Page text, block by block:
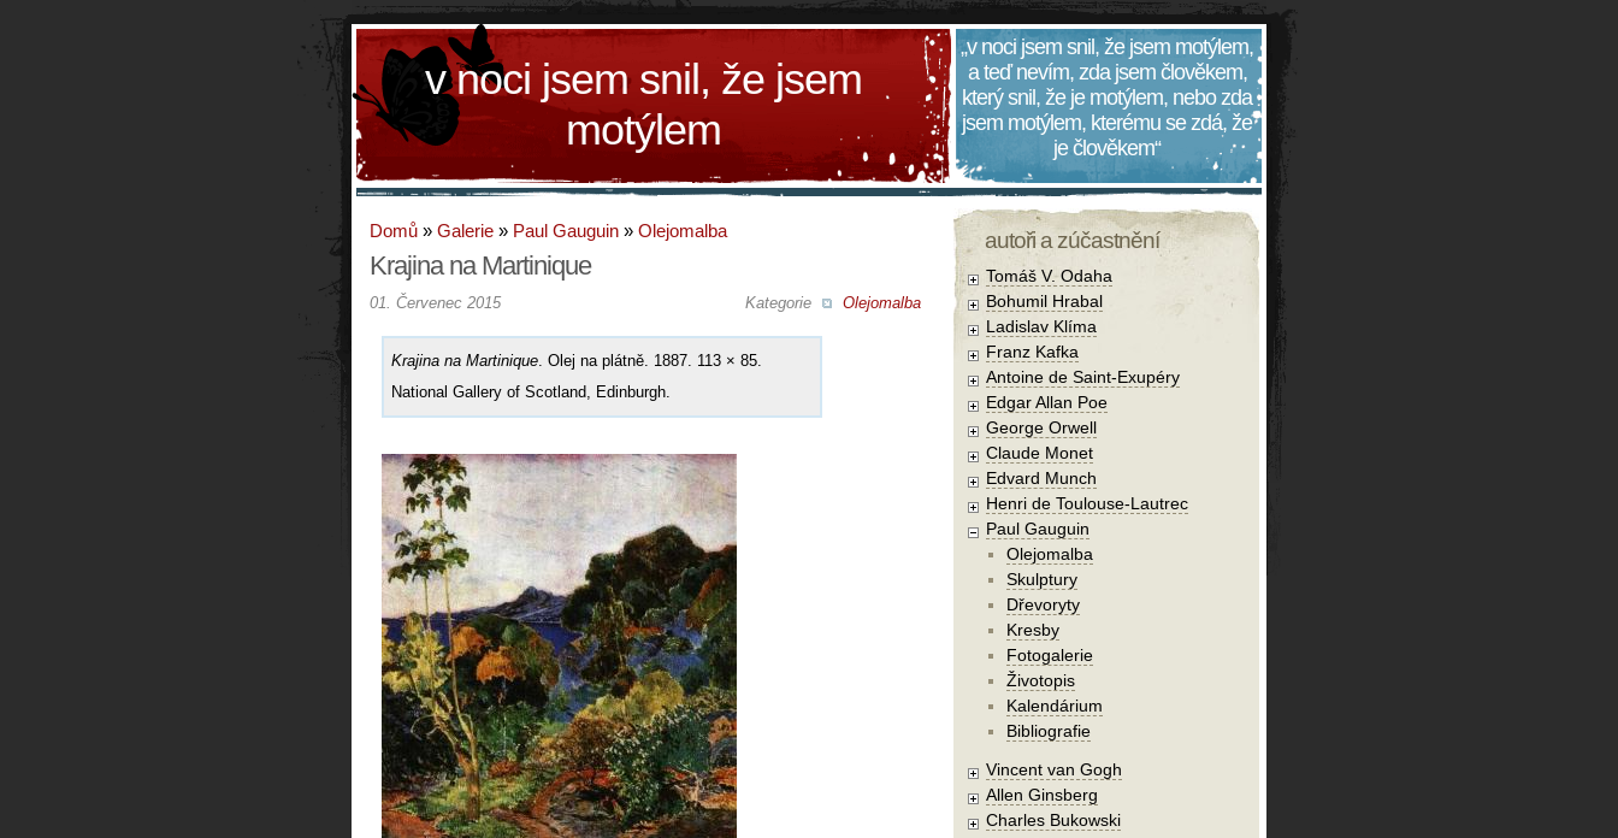
v noci jsem snil, že jsem
motýlem
„v noci jsem snil, že jsem motýlem,
a teď nevím, zda jsem člověkem,
který snil, že je motýlem, nebo zda
jsem motýlem, kterému se zdá, že
je člověkem“
Domů » Galerie » Paul Gauguin » Olejomalba
Krajina na Martinique
Kategorie Olejomalba
01. Červenec 2015
Krajina na Martinique . Olej na plátně. 1887. 113 × 85.
National Gallery of Scotland, Edinburgh.
autoři a zúčastnění
Tomáš V. Odaha
Bohumil Hrabal
Ladislav Klíma
Franz Kafka
Antoine de Saint-Exupéry
Edgar Allan Poe
George Orwell
Claude Monet
Edvard Munch
Henri de Toulouse-Lautrec
Paul Gauguin
Olejomalba
Skulptury
Dřevoryty
Kresby
Fotogalerie
Životopis
Kalendárium
Bibliografie
Vincent van Gogh
Allen Ginsberg
Charles Bukowski